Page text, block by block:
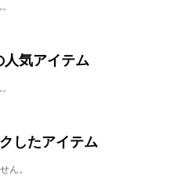
人気アイテム
したアイテム
ん。